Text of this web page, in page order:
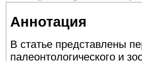
Аннотация
В статье представлены
палеонтологического и